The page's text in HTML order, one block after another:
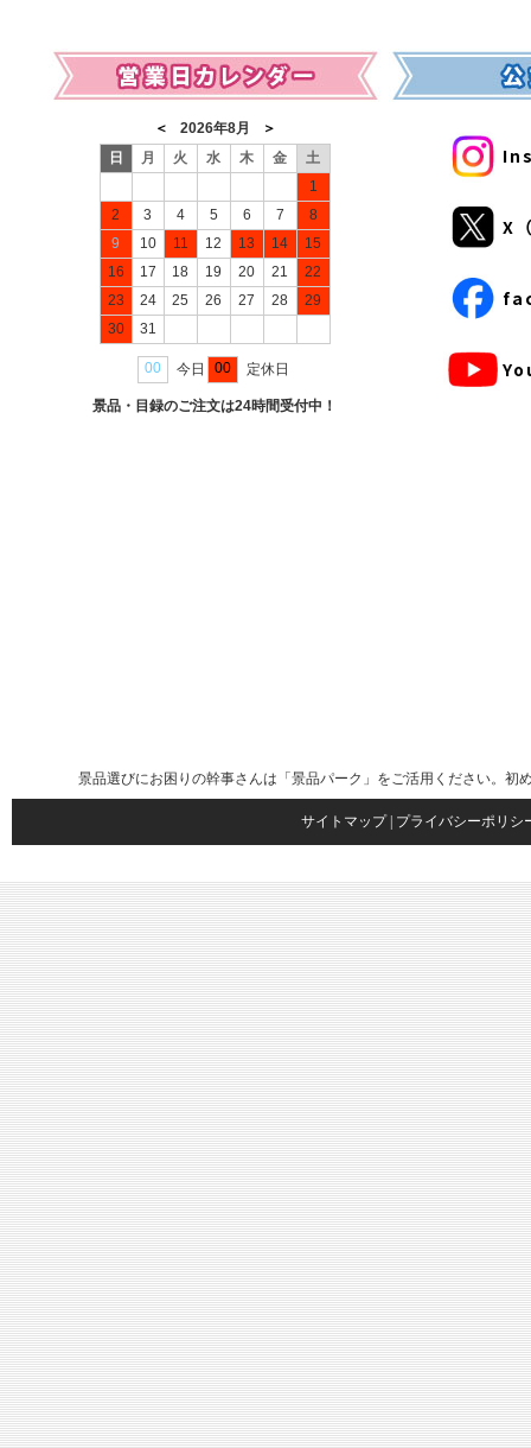
営業日カレンダー
X
景品選びにお困りの幹事さんは「景品パーク」をご活用ください。
サイトマップ| プライバシーポリシ